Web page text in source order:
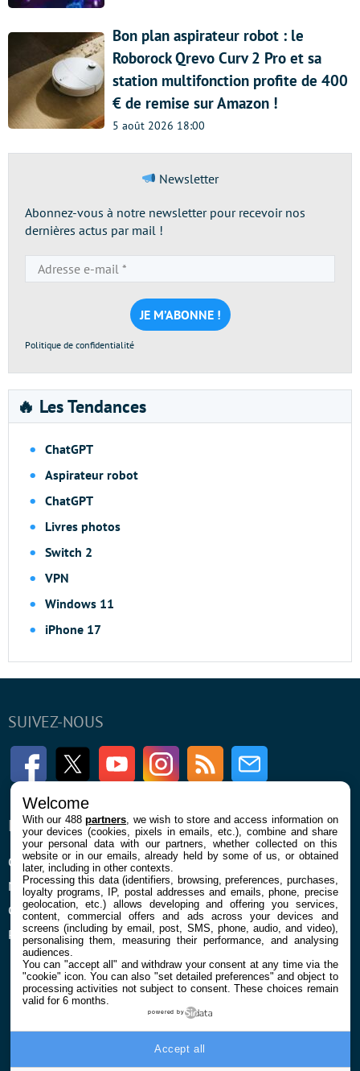
Bon plan aspirateur robot : le
Roborock Qrevo Curv 2 Pro et sa
station multifonction profite de 400
€ de remise sur Amazon !
5 août 2026 18:00
Newsletter
Abonnez-vous à notre newsletter pour recevoir nos
dernières actus par mail !
e-
mail
*
Politique de confidentialité
🔥 Les Tendances
ChatGPT
Aspirateur robot
ChatGPT
Livres photos
Switch 2
VPN
Windows 11
iPhone 17
SUIVEZ-NOUS
FacebookTwitter Youtube InstagramRSS Newsletter
ENTREPRISE
Qui sommes nous
Mentions légales et CGU
Confidentialité et Cookies
Préférences cookies
À PROPOS
La rédaction
Contact
Welcome
With our 488partners , we wish to store and access information on
your devices (cookies, pixels in emails, etc.), combine and share
your personal data with our partners, whether collected on this
website or in our emails, already held by some of us, or obtained
later, including in other contexts.
Processing this data (identifiers, browsing, preferences, purchases,
loyalty programs, IP, postal addresses and emails, phone, precise
geolocation, etc.) allows developing and offering you services,
content, commercial offers and ads across your devices and
screens (including by email, post, SMS, phone, audio, and video),
personalising them, measuring their performance, and analysing
audiences.
You can "accept all" and withdraw your consent at any time via the
"cookie" icon. You can also "set detailed preferences" and object to
processing activities not subject to consent. These choices remain
valid for 6 months.
powered by
Accept all